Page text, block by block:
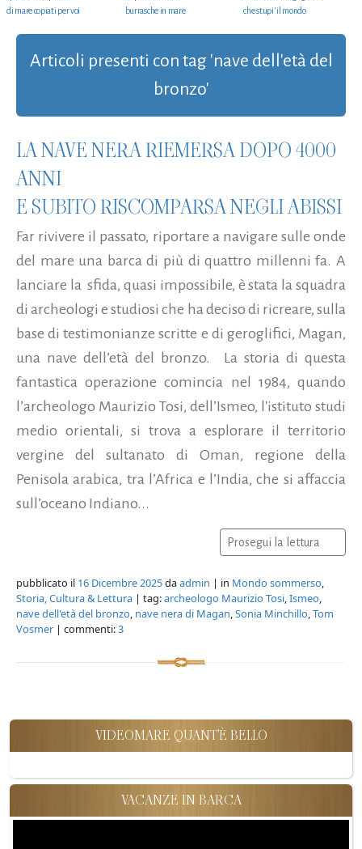
di mare copiati per voi
burrasche in mare
che stupi' il mondo
Articoli presenti con tag 'nave dell'età del
bronzo'
LA NAVE NERA RIEMERSA DOPO 4000
ANNI
E SUBITO RISCOMPARSA NEGLI ABISSI
Far rivivere il passato, riportare a navigare sulle onde
del mare una barca di più di quattro millenni fa. A
lanciare la sfida, quasi impossibile, è stata la squadra
di archeologi e studiosi che ha deciso di ricreare, sulla
base di testimonianze scritte e di geroglifici, Magan,
una nave dell’età del bronzo. La storia di questa
fantastica operazione comincia nel 1984, quando
l’archeologo Maurizio Tosi, dell’Ismeo, l'istituto studi
medio orientali, si trova a esplorare il territorio
vergine del sultanato di Oman, regione della
Penisola arabica, tra l’Africa e l’India, che si affaccia
sull’oceano Indiano...
Prosegui la lettura
pubblicato il 16 Dicembre 2025daadmin | in Mondo sommerso,
Storia, Cultura & Lettura | tag:archeologo Maurizio Tosi,Ismeo,
nave dell'età del bronzo, nave nera di Magan,Sonia Minchillo,Tom
Vosmer | commenti:3
VIDEOMARE QUANT'È BELLO
VACANZE IN BARCA